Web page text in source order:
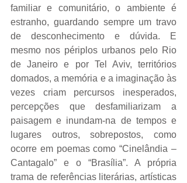
familiar e comunitário, o ambiente é
estranho, guardando sempre um travo
de desconhecimento e dúvida. E
mesmo nos périplos urbanos pelo Rio
de Janeiro e por Tel Aviv, territórios
domados, a memória e a imaginação às
vezes criam percursos inesperados,
percepções que desfamiliarizam a
paisagem e inundam-na de tempos e
lugares outros, sobrepostos, como
ocorre em poemas como “Cinelândia –
Cantagalo” e o “Brasília”. A própria
trama de referências literárias, artísticas